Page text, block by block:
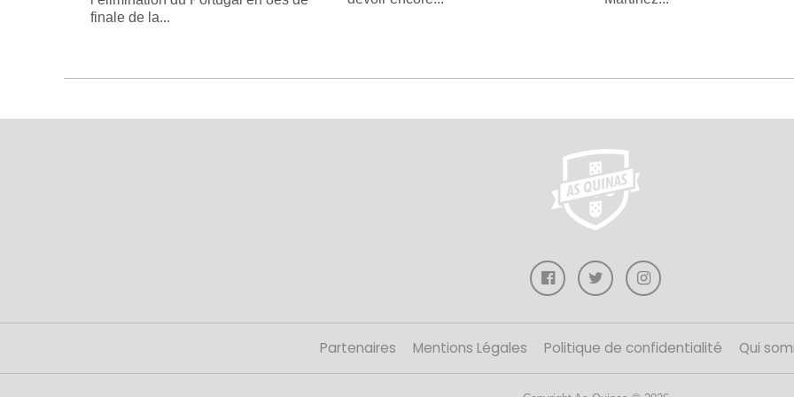
finale de la...
Partenaires Mentions Légales Politique de confidentialité Qui